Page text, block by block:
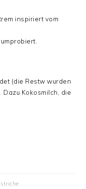
inspiriert vom
(die Restw wurden
Kokosmilch, die